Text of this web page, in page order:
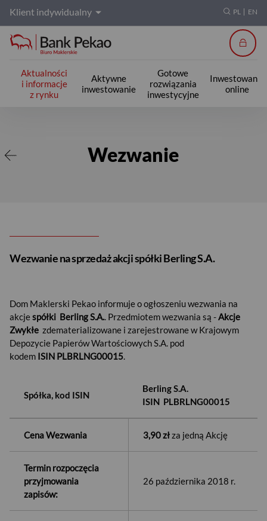
Klient indywidualny PL EN
Aktualności
i informacje
z rynku
Aktywne
inwestowanie
Gotowe
rozwiązania
inwestycyjne
Inwestowanie
online
Wezwanie
Wezwanie na sprzedaż akcji spółki Berling S.A.
Dom Maklerski Pekao informuje o ogłoszeniu wezwania na
akcjespółki Berling S.A.. Przedmiotem wezwania są -Akcje
Zwykłe zdematerializowane i zarejestrowane w Krajowym
Depozycie Papierów Wartościowych S.A. pod
kodem ISIN PLBRLNG00015.
Spółka, kod ISIN
Berling S.A.
ISIN PLBRLNG00015
Cena Wezwania 3,90 złza jedną Akcję
Termin rozpoczęcia
przyjmowania
zapisów:
26 października 2018 r.